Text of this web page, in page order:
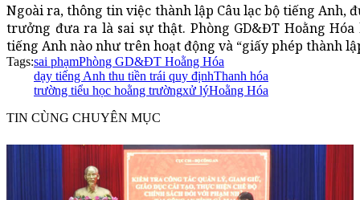
Ngoài ra, thông tin việc thành lập Câu lạc bộ tiếng Anh,
trưởng đưa ra là sai sự thật. Phòng GD&ĐT Hoằng
tiếng Anh nào như trên hoạt động và “giấy phép thành
Tags:sai phạmPhòng GD&ĐT Hoằng Hóa
dạy tiếng Anh thu tiền trái quy địnhThanh hóa
trường tiểu học hoằng trườngxử lýHoằng Hóa
TIN CÙNG CHUYÊN MỤC